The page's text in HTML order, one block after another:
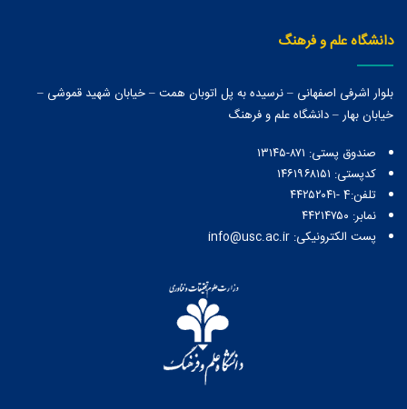
دانشگاه علم و فرهنگ
بلوار اشرفی اصفهانی – نرسیده به پل اتوبان همت – خیابان شهید قموشی –
خیابان بهار – دانشگاه علم و فرهنگ
صندوق پستی:‌ ۸۷۱-۱۳۱۴۵
کدپستی: ۱۴۶۱۹۶۸۱۵۱
تلفن:4 -۴۴۲۵۲۰۴۱
نمابر: ۴۴۲۱۴۷۵۰
پست الکترونیکی: info@usc.ac.ir